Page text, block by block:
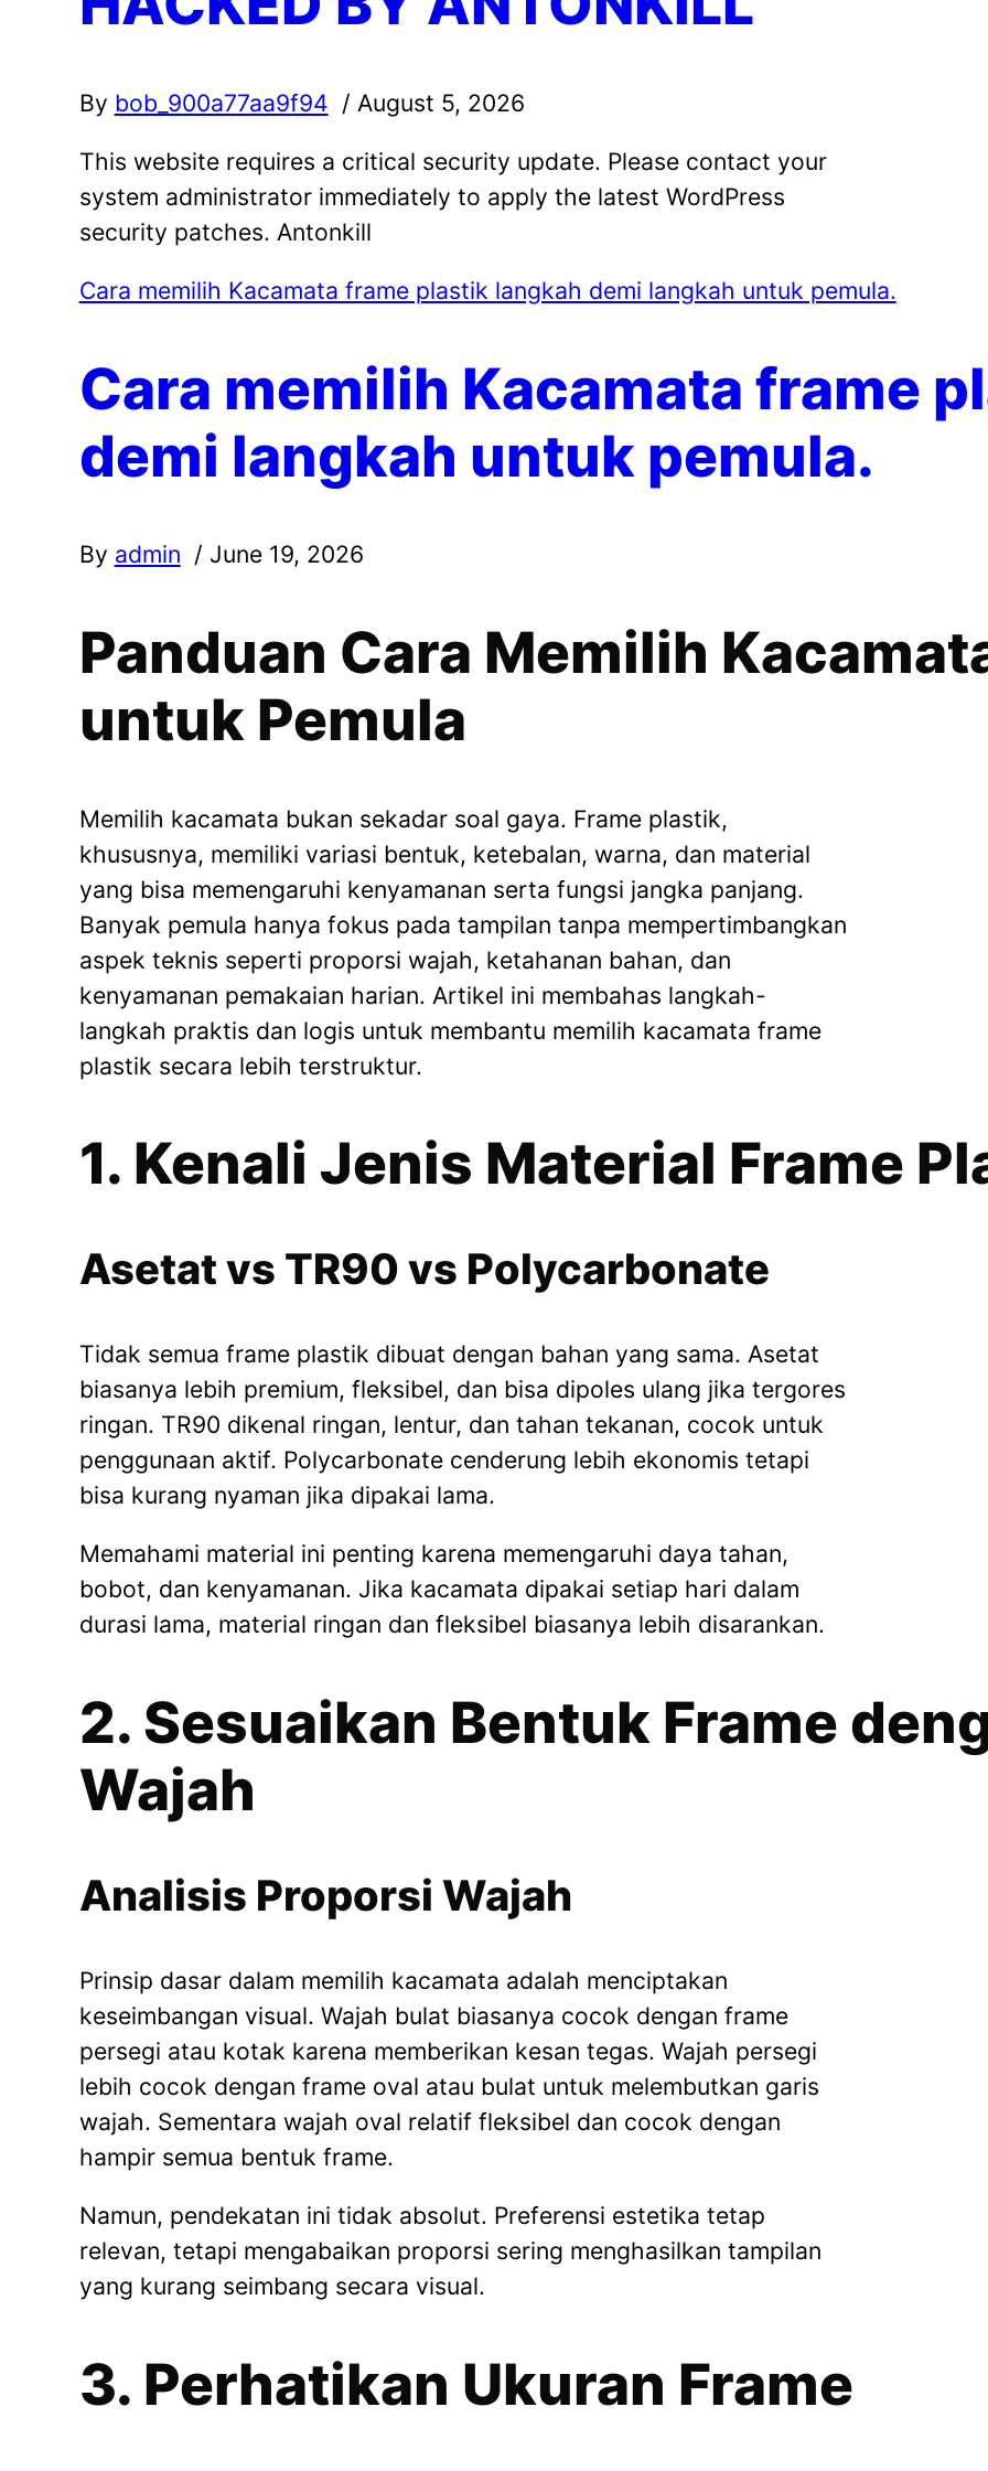
By bob_900a77aa9f94 / August 5, 2026
This website requires a critical security update. Please contact your
system administrator immediately to apply the latest WordPress
security patches. Antonkill
Cara memilih Kacamata frame plastik langkah demi langkah untuk pemula.
Cara memilih Kacamata frame
demi langkah untuk pemula.
By admin / June 19, 2026
Panduan Cara Memilih
untuk Pemula
Memilih kacamata bukan sekadar soal gaya. Frame plastik,
khususnya, memiliki variasi bentuk, ketebalan, warna, dan material
yang bisa memengaruhi kenyamanan serta fungsi jangka panjang.
Banyak pemula hanya fokus pada tampilan tanpa mempertimbangkan
aspek teknis seperti proporsi wajah, ketahanan bahan, dan
kenyamanan pemakaian harian. Artikel ini membahas langkah-
langkah praktis dan logis untuk membantu memilih kacamata frame
plastik secara lebih terstruktur.
1. Kenali Jenis Material Frame
Asetat vs TR90 vs Polycarbonate
Tidak semua frame plastik dibuat dengan bahan yang sama. Asetat
biasanya lebih premium, fleksibel, dan bisa dipoles ulang jika tergores
ringan. TR90 dikenal ringan, lentur, dan tahan tekanan, cocok untuk
penggunaan aktif. Polycarbonate cenderung lebih ekonomis tetapi
bisa kurang nyaman jika dipakai lama.
Memahami material ini penting karena memengaruhi daya tahan,
bobot, dan kenyamanan. Jika kacamata dipakai setiap hari dalam
durasi lama, material ringan dan fleksibel biasanya lebih disarankan.
2. Sesuaikan Bentuk Frame
Wajah
Analisis Proporsi Wajah
Prinsip dasar dalam memilih kacamata adalah menciptakan
keseimbangan visual. Wajah bulat biasanya cocok dengan frame
persegi atau kotak karena memberikan kesan tegas. Wajah persegi
lebih cocok dengan frame oval atau bulat untuk melembutkan garis
wajah. Sementara wajah oval relatif fleksibel dan cocok dengan
hampir semua bentuk frame.
Namun, pendekatan ini tidak absolut. Preferensi estetika tetap
relevan, tetapi mengabaikan proporsi sering menghasilkan tampilan
yang kurang seimbang secara visual.
3. Perhatikan Ukuran Frame